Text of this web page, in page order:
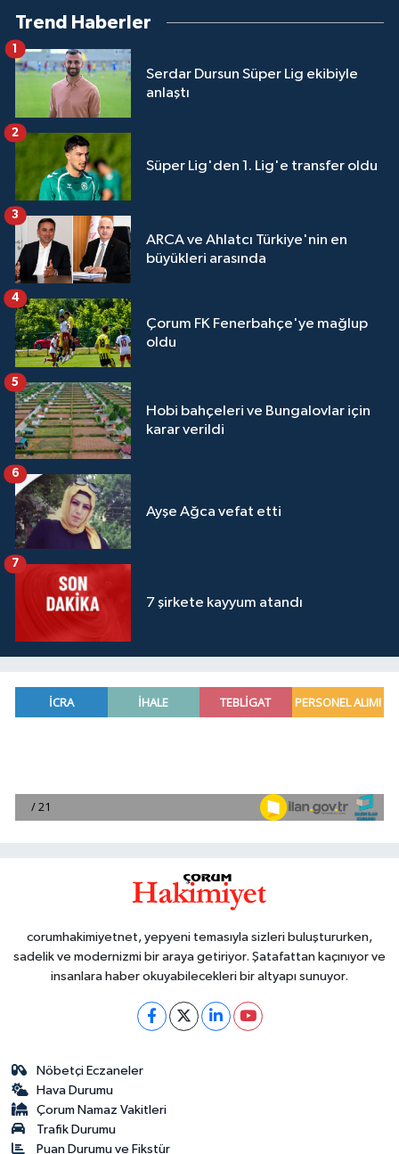
Trend Haberler
Serdar Dursun Süper Lig ekibiyle
anlaştı
1
Süper Lig'den 1. Lig'e transfer oldu
2
ARCA ve Ahlatcı Türkiye'nin en
büyükleri arasında
3
Çorum FK Fenerbahçe'ye mağlup
oldu
4
Hobi bahçeleri ve Bungalovlar için
karar verildi
5
Ayşe Ağca vefat etti
6
7 şirkete kayyum atandı
7
corumhakimiyetnet, yepyeni temasıyla sizleri buluştururken,
sadelik ve modernizmi bir araya getiriyor. Şatafattan kaçınıyor ve
insanlara haber okuyabilecekleri bir altyapı sunuyor.
Nöbetçi Eczaneler
Hava Durumu
Çorum Namaz Vakitleri
Trafik Durumu
Puan Durumu ve Fikstür